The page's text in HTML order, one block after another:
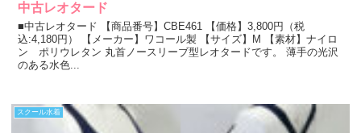
中古レオタード
■中古レオタード 【商品番号】CBE461 【価格】3,800円（税
込:4,180円） 【メーカー】ワコール製 【サイズ】M 【素材】ナイロ
ン ポリウレタン 丸首ノースリーブ型レオタードです。 薄手の光沢
のある水色...
スクール水着